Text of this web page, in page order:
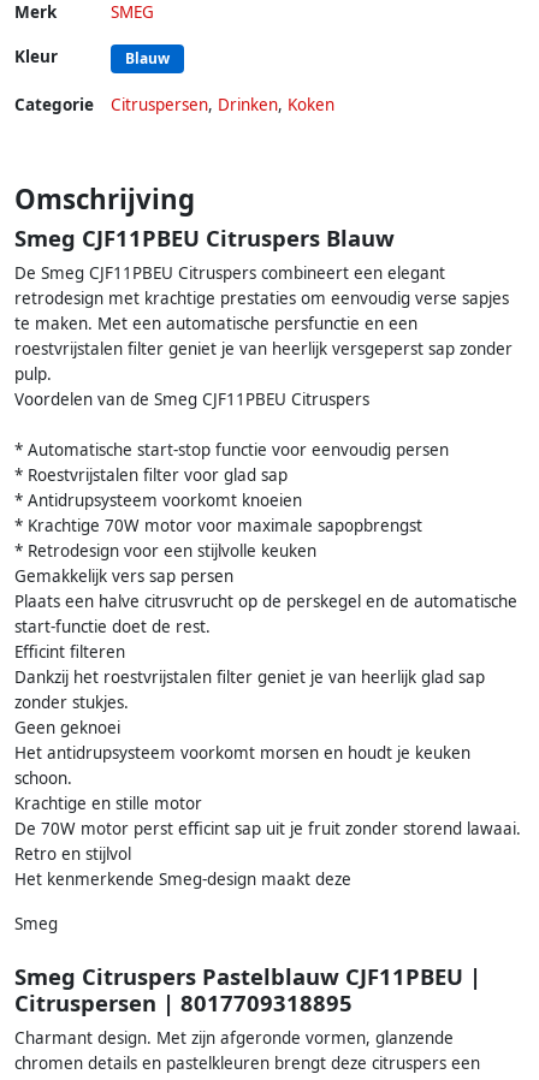
Merk SMEG
Kleur Blauw
Categorie Citruspersen, Drinken, Koken
Omschrijving
Smeg CJF11PBEU Citruspers Blauw
De Smeg CJF11PBEU Citruspers combineert een elegant
retrodesign met krachtige prestaties om eenvoudig verse sapjes
te maken. Met een automatische persfunctie en een
roestvrijstalen filter geniet je van heerlijk versgeperst sap zonder
pulp.
Voordelen van de Smeg CJF11PBEU Citruspers
* Automatische start-stop functie voor eenvoudig persen
* Roestvrijstalen filter voor glad sap
* Antidrupsysteem voorkomt knoeien
* Krachtige 70W motor voor maximale sapopbrengst
* Retrodesign voor een stijlvolle keuken
Gemakkelijk vers sap persen
Plaats een halve citrusvrucht op de perskegel en de automatische
start-functie doet de rest.
Efficint filteren
Dankzij het roestvrijstalen filter geniet je van heerlijk glad sap
zonder stukjes.
Geen geknoei
Het antidrupsysteem voorkomt morsen en houdt je keuken
schoon.
Krachtige en stille motor
De 70W motor perst efficint sap uit je fruit zonder storend lawaai.
Retro en stijlvol
Het kenmerkende Smeg-design maakt deze
Smeg
Smeg Citruspers Pastelblauw CJF11PBEU |
Citruspersen | 8017709318895
Charmant design. Met zijn afgeronde vormen, glanzende
chromen details en pastelkleuren brengt deze citruspers een